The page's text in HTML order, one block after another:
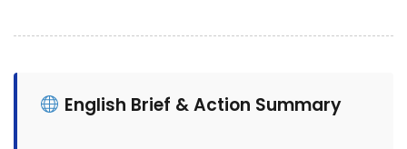
English Brief & Action Summary